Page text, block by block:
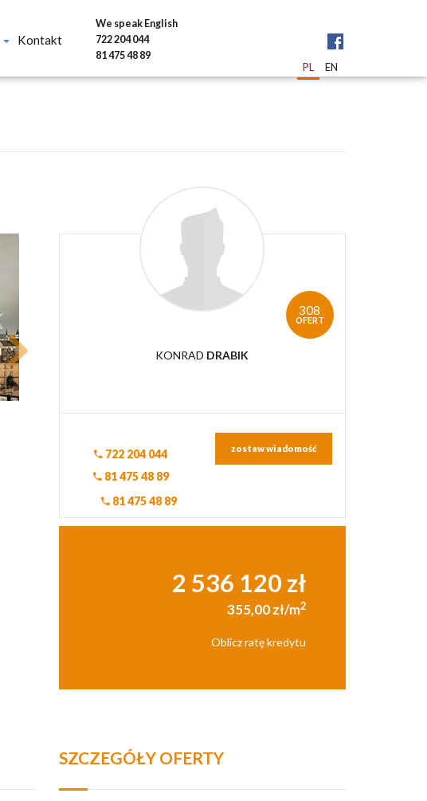
Kontakt
We speak English
722 204 044
81 475 48 89
PL EN
308
OFERT
KONRAD DRABIK
722 204 044
81 475 48 89
81 475 48 89
zostaw wiadomość
2 536 120 zł
355,00 zł/m2
Oblicz ratę kredytu
SZCZEGÓŁY OFERTY